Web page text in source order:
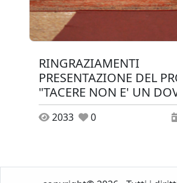
RINGRAZIAMENTI
PRESENTAZIONE DEL
"TACERE NON E' UN
2033 0